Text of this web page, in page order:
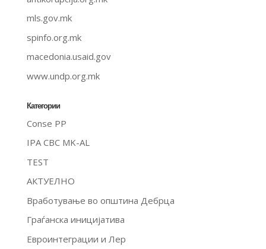
mls.gov.mk
spinfo.org.mk
macedonia.usaid.gov
www.undp.org.mk
Категории
Conse PP
IPA CBC MK-AL
TEST
АКТУЕЛНО
Вработување во општина Дебрца
Граѓанска иницијатива
Евроинтеграции и Лер